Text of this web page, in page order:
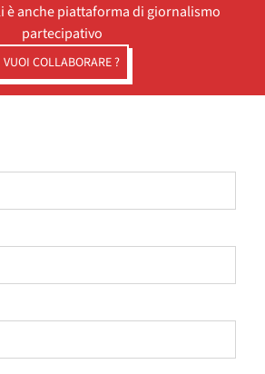
è anche piattaforma di giornalismo
partecipativo
VUOI COLLABORARE ?